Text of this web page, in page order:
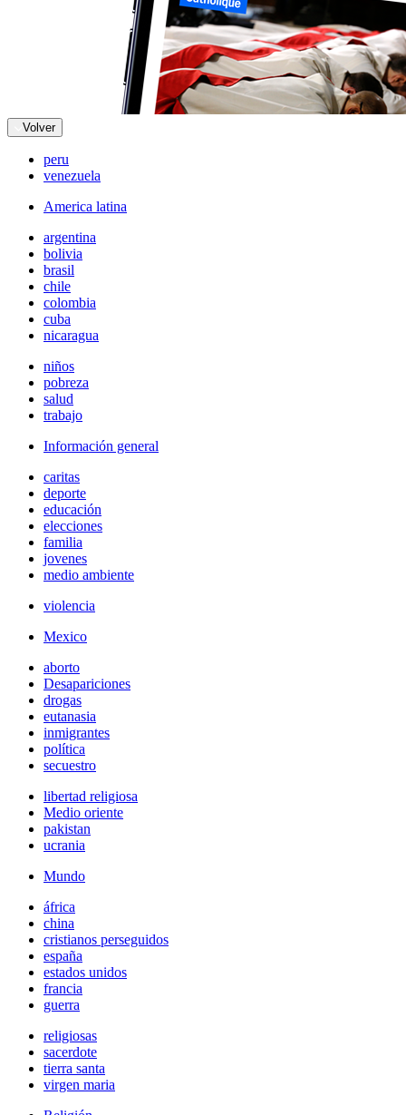
Volver
peru
venezuela
America latina
argentina
bolivia
brasil
chile
colombia
cuba
nicaragua
niños
pobreza
salud
trabajo
Información general
caritas
deporte
educación
elecciones
familia
jovenes
medio ambiente
violencia
Mexico
aborto
Desapariciones
drogas
eutanasia
inmigrantes
política
secuestro
libertad religiosa
Medio oriente
pakistan
ucrania
Mundo
áfrica
china
cristianos perseguidos
españa
estados unidos
francia
guerra
religiosas
sacerdote
tierra santa
virgen maria